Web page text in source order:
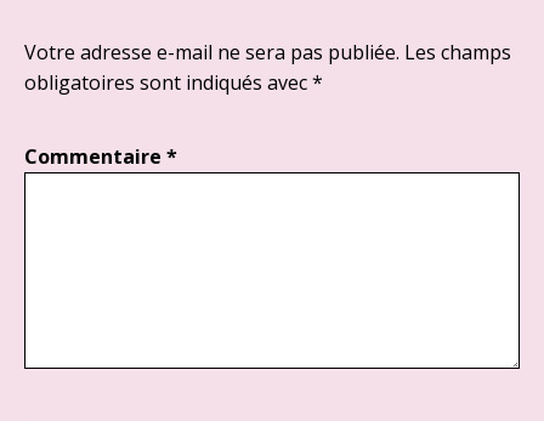
Votre adresse e-mail ne sera pas publiée. Les champs
obligatoires sont indiqués avec*
Commentaire *